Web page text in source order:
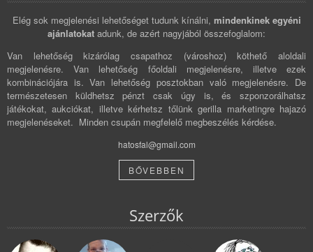
Elég sok megjelenési lehetőséget tudunk kínálni, mindenkinek egyéni
ajánlatokat adunk, de azért nagyjából összefoglalom:
Van lehetőség kizárólag csapathoz (városhoz) köthető aloldali
megjelenésre. Van lehetőség főoldali megjelenésre, illetve ezek
kombinációjára is. Van lehetőség posztokban való megjelenésre. De
természetesen küldhetsz pénzt csak úgy is, és szponzorálhatsz
játékokat, aukciókat, illetve kérhetsz tőlünk gerilla marketingre hajazó
megjelenéseket. Minden csupán megfelelő megbeszélés kérdése.
hatosfal@gmail.com
BŐVEBBEN
Szerzők